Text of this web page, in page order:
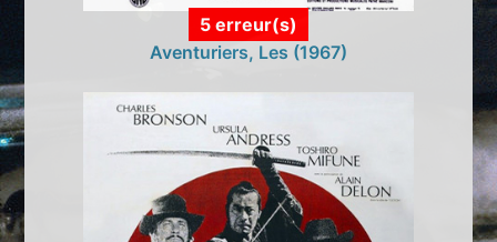
5 erreur(s)
Aventuriers, Les (1967)